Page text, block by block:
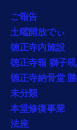
ご報告
土曜開放でぃ
徳正寺内施設
徳正寺報 獅子吼
徳正寺納骨堂
未分類
本堂修復事業
法座